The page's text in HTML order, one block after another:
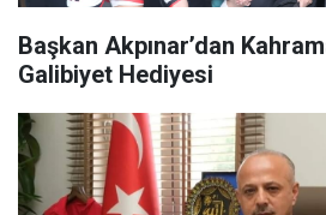
Başkan Akpınar’dan Kahramanmaraşspor’a
Galibiyet Hediyesi